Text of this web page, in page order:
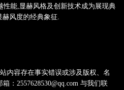
性能,显赫风格及创新技术成为展现典
赫风度的经典象征.
内容存在事实错误或涉及版权、名
：2557628530@qq.com 与我们联